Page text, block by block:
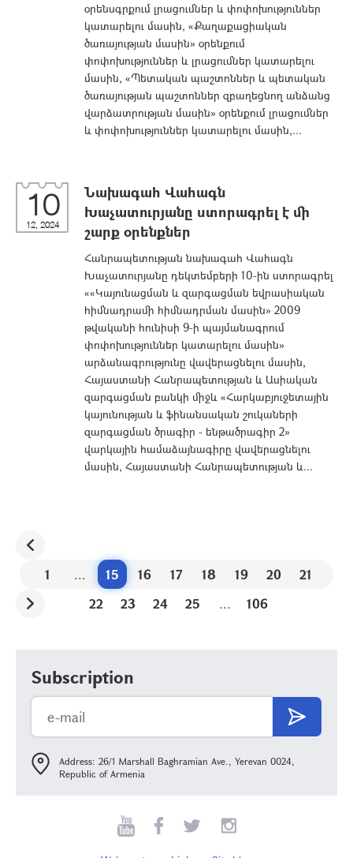
օրենսգրքում լրացումներ և փոփոխություններ
կատարելու մասին, «Քաղաքացիական
ծառայության մասին» օրենքում
փոփոխություններ և լրացումներ կատարելու
մասին, «Պետական պաշտոններ և պետական
ծառայության պաշտոններ զբաղեցնող անձանց
վարձատրության մասին» օրենքում լրացումներ
և փոփոխություններ կատարելու մասին,...
10
12, 2024
Նախագահ Վահագն
Խաչատուրյանը ստորագրել է մի
շարք օրենքներ
Հանրապետության նախագահ Վահագն
Խաչատուրյանը դեկտեմբերի 10-ին ստորագրել
««Կայունացման և զարգացման եվրասիական
հիմնադրամի հիմնադրման մասին» 2009
թվականի հունիսի 9-ի պայմանագրում
փոփոխություններ կատարելու մասին»
արձանագրությունը վավերացնելու մասին,
Հայաստանի Հանրապետության և Ասիական
զարգացման բանկի միջև «Հարկաբյուջետային
կայունության և ֆինանսական շուկաների
զարգացման ծրագիր - ենթածրագիր 2»
վարկային համաձայնագիրը վավերացնելու
մասին, Հայաստանի Հանրապետության և...
1 ... 15 16 17 18 19 20
21
22
23 24 25 ... 106
Subscription
Address: 26/1 Marshall Baghramian Ave., Yerevan 0024,
Republic of Armenia